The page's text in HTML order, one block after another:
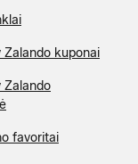
Zalando kuponai
Zalando
favoritai